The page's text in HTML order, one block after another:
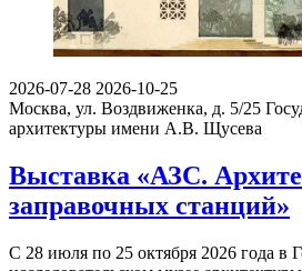
2026-07-28 2026-10-25
Москва, ул. Воздвиженка, д. 5/25
архитектуры имени А.В. Щусева
Выставка «АЗС.
заправочных станций»
С 28 июля по 25 октября 2026 года в